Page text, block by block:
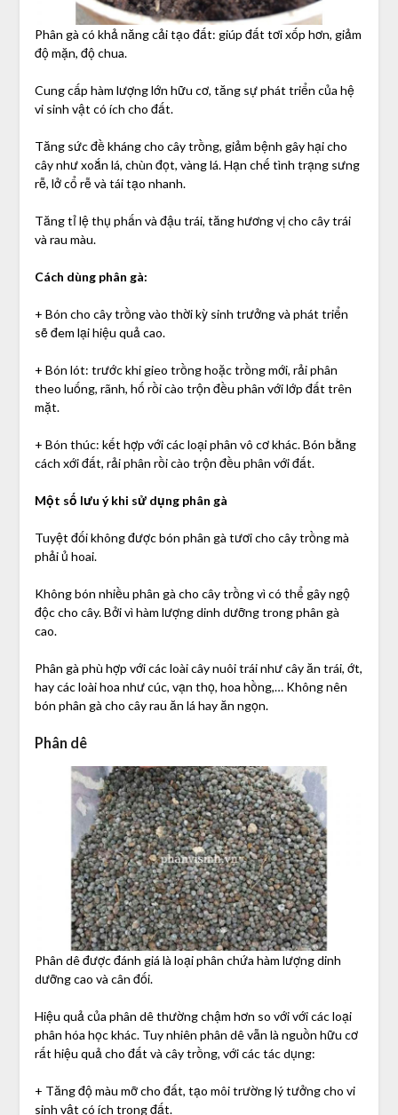
Phân gà có khả năng cải tạo đất: giúp đất tơi xốp hơn, giảm
độ mặn, độ chua.
Cung cấp hàm lượng lớn hữu cơ, tăng sự phát triển của hệ
vi sinh vật có ích cho đất.
Tăng sức đề kháng cho cây trồng, giảm bệnh gây hại cho
cây như xoắn lá, chùn đọt, vàng lá. Hạn chế tình trạng sưng
rễ, lở cổ rễ và tái tạo nhanh.
Tăng tỉ lệ thụ phấn và đậu trái, tăng hương vị cho cây trái
và rau màu.
Cách dùng phân gà:
+ Bón cho cây trồng vào thời kỳ sinh trưởng và phát triển
sẽ đem lại hiệu quả cao.
+ Bón lót: trước khi gieo trồng hoặc trồng mới, rải phân
theo luống, rãnh, hố rồi cào trộn đều phân với lớp đất trên
mặt.
+ Bón thúc: kết hợp với các loại phân vô cơ khác. Bón bằng
cách xới đất, rải phân rồi cào trộn đều phân với đất.
Một số lưu ý khi sử dụng phân gà
Tuyệt đối không được bón phân gà tươi cho cây trồng mà
phải ủ hoai.
Không bón nhiều phân gà cho cây trồng vì có thể gây ngộ
độc cho cây. Bởi vì hàm lượng dinh dưỡng trong phân gà
cao.
Phân gà phù hợp với các loài cây nuôi trái như cây ăn trái, ớt,
hay các loài hoa như cúc, vạn thọ, hoa hồng,… Không nên
bón phân gà cho cây rau ăn lá hay ăn ngọn.
Phân dê
Phân dê được đánh giá là loại phân chứa hàm lượng dinh
dưỡng cao và cân đối.
Hiệu quả của phân dê thường chậm hơn so với với các loại
phân hóa học khác. Tuy nhiên phân dê vẫn là nguồn hữu cơ
rất hiệu quả cho đất và cây trồng, với các tác dụng:
+ Tăng độ màu mỡ cho đất, tạo môi trường lý tưởng cho vi
sinh vật có ích trong đất.